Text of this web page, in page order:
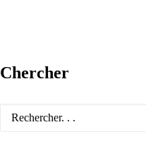
Chercher